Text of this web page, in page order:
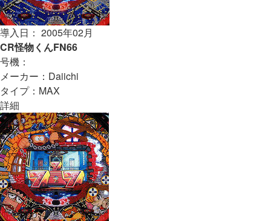
導入日： 2005年02月
CR怪物くんFN66
号機：
メーカー：Daiichi
タイプ：MAX
詳細